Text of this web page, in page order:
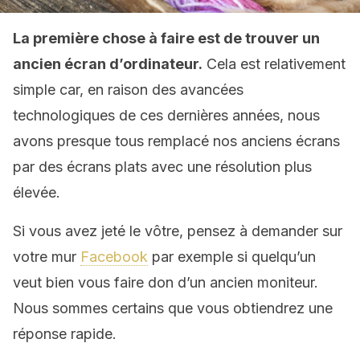
La première chose à faire est de trouver un
ancien écran d’ordinateur. Cela est relativement
simple car, en raison des avancées
technologiques de ces dernières années, nous
avons presque tous remplacé nos anciens écrans
par des écrans plats avec une résolution plus
élevée.
Si vous avez jeté le vôtre, pensez à demander sur
votre mur Facebook par exemple si quelqu’un
veut bien vous faire don d’un ancien moniteur.
Nous sommes certains que vous obtiendrez une
réponse rapide.